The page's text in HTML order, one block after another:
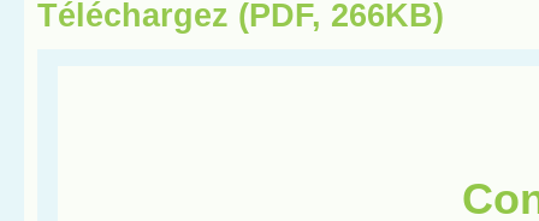
Téléchargez (PDF, 266KB)